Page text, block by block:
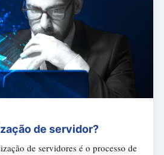
de servidor?
de servidores é o processo de